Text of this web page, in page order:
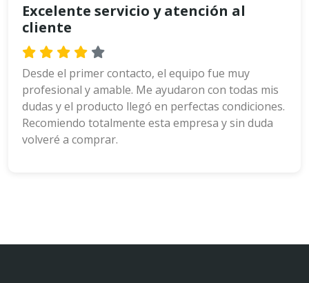
Excelente servicio y atención al
cliente
Desde el primer contacto, el equipo fue muy
profesional y amable. Me ayudaron con todas mis
dudas y el producto llegó en perfectas condiciones.
Recomiendo totalmente esta empresa y sin duda
volveré a comprar.